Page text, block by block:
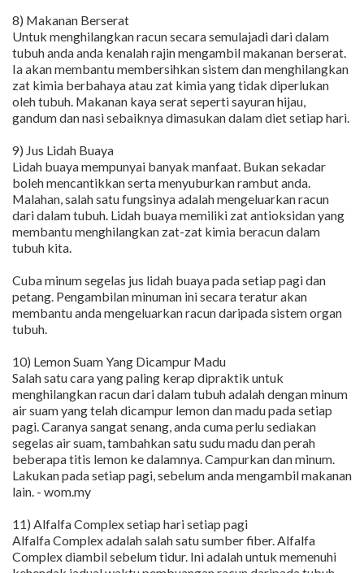
8) Makanan Berserat
Untuk menghilangkan racun secara semulajadi dari dalam
tubuh anda anda kenalah rajin mengambil makanan berserat.
Ia akan membantu membersihkan sistem dan menghilangkan
zat kimia berbahaya atau zat kimia yang tidak diperlukan
oleh tubuh. Makanan kaya serat seperti sayuran hijau,
gandum dan nasi sebaiknya dimasukan dalam diet setiap hari.
9) Jus Lidah Buaya
Lidah buaya mempunyai banyak manfaat. Bukan sekadar
boleh mencantikkan serta menyuburkan rambut anda.
Malahan, salah satu fungsinya adalah mengeluarkan racun
dari dalam tubuh. Lidah buaya memiliki zat antioksidan yang
membantu menghilangkan zat-zat kimia beracun dalam
tubuh kita.
Cuba minum segelas jus lidah buaya pada setiap pagi dan
petang. Pengambilan minuman ini secara teratur akan
membantu anda mengeluarkan racun daripada sistem organ
tubuh.
10) Lemon Suam Yang Dicampur Madu
Salah satu cara yang paling kerap dipraktik untuk
menghilangkan racun dari dalam tubuh adalah dengan minum
air suam yang telah dicampur lemon dan madu pada setiap
pagi. Caranya sangat senang, anda cuma perlu sediakan
segelas air suam, tambahkan satu sudu madu dan perah
beberapa titis lemon ke dalamnya. Campurkan dan minum.
Lakukan pada setiap pagi, sebelum anda mengambil makanan
lain. - wom.my
11) Alfalfa Complex setiap hari setiap pagi
Alfalfa Complex adalah salah satu sumber fiber. Alfalfa
Complex diambil sebelum tidur. Ini adalah untuk memenuhi